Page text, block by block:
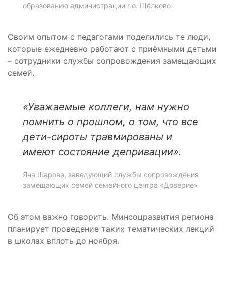
образованию администрации г.о. Щёлково
Своим опытом с педагогами поделились те люди,
которые ежедневно работают с приёмными детьми
– сотрудники службы сопровождения замещающих
семей.
«Уважаемые коллеги, нам нужно
помнить о прошлом, о том, что все
дети-сироты травмированы и
имеют состояние депривации».
Яна Шарова, заведующий службы сопровождения
замещающих семей семейного центра «Доверие»
Об этом важно говорить. Минсоцразвития региона
планирует проведение таких тематических лекций
в школах вплоть до ноября.